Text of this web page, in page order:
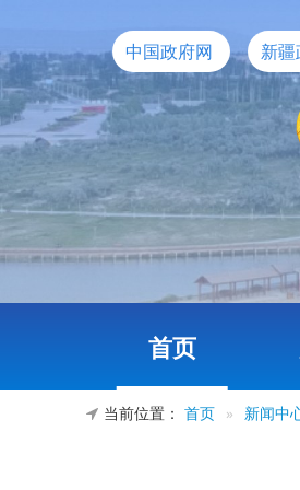
中国政府网 新
首页
当前位置： 首页 » 新闻中